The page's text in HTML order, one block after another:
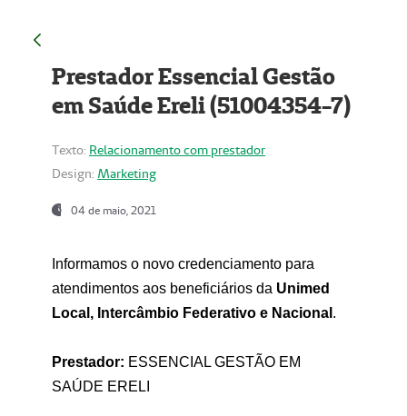
Prestador Essencial Gestão
em Saúde Ereli (51004354-7)
Texto: Relacionamento com prestador
Design: Marketing
04 de maio, 2021
Informamos o novo credenciamento para
atendimentos aos beneficiários da Unimed
Local, Intercâmbio Federativo e Nacional .
Prestador: ESSENCIAL GESTÃO EM
SAÚDE ERELI